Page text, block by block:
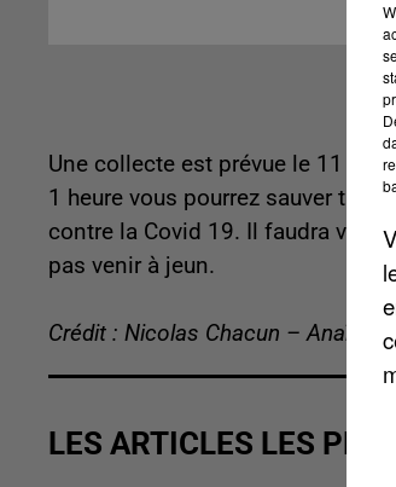
Une collecte est prévue le 11
1 heure vous pourrez sauver
contre la Covid 19. Il faudra
pas venir à jeun.
Crédit : Nicolas Chacun – Anaïs
LES ARTICLES LES PLUS